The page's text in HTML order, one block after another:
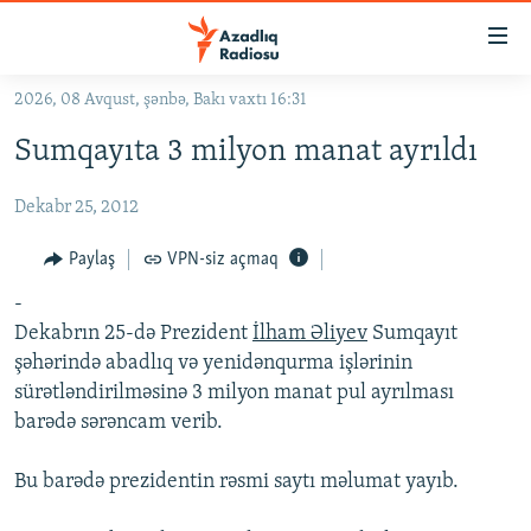
Əsas
qayıt
naviqasiyaya
Axtarışa
keç
#İZAHLA
KORRUPSIOMETR
#ƏSLINDƏ
QANUNI DOĞRU
ARAŞDIRMA
MULTIMEDIA
VIDEO
RADIO ARXIV
2026, 08 Avqust, şənbə, Bakı vaxtı 16:31
Sumqayıta 3 milyon manat ayrıldı
Dekabr 25, 2012
Paylaş VPN-siz açmaq
-
Dekabrın 25-də Prezident İlham Əliyev Sumqayıt
şəhərində abadlıq və yenidənqurma işlərinin
sürətləndirilməsinə 3 milyon manat pul ayrılması
barədə sərəncam verib.
Bu barədə prezidentin rəsmi saytı məlumat yayıb.